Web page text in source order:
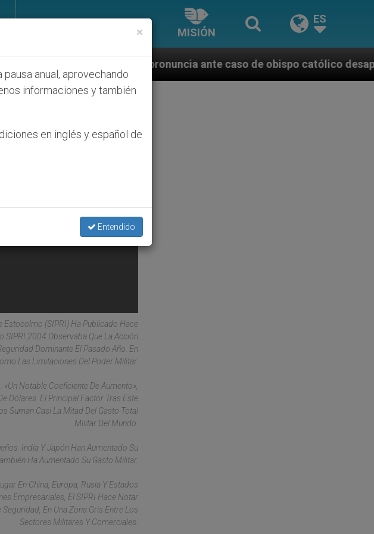
MISIÓN
ES
ONU se pronuncia ante caso de obispo católico desaparecido por la
Estocolmo (SIPRI) Ha Publicado Hace
SIPRI 2004 Observaba Que La Acción
Dominante El Pasado Año. En
Las Limitaciones Del Poder Militar.
Notable Coeficiente De Aumento»,
Dólares. El Principal Factor Tras Este
Suman Casi La Mitad Del Gasto Total
Militar Del Mundo.
India Y Japón Han Aumentado Su
Ha Aumentado Su Gasto Militar.
En China, Europa, Rusia Y Estados
Empresariales, El SIPRI Hace Notar
En Una Zona Gris Entre Los
Sectores Militares Y Comerciales.
×
anual, aprovechando
informaciones y también
en inglés y español de
Entendido